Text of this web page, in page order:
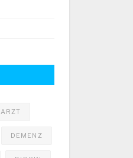
ARZT
DEMENZ